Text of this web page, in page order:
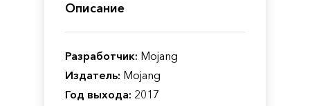
Описание
Разработчик: Mojang
Издатель: Mojang
Год выхода: 2017